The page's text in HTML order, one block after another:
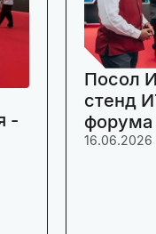
-
Посол
стенд
16.06.2026